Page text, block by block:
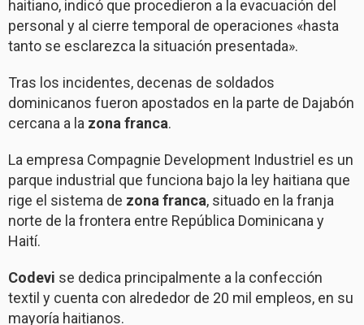
haitiano, indicó que procedieron a la evacuación del
personal y al cierre temporal de operaciones «hasta
tanto se esclarezca la situación presentada».
Tras los incidentes, decenas de soldados
dominicanos fueron apostados en la parte de Dajabón
cercana a la zona franca.
La empresa Compagnie Development Industriel es un
parque industrial que funciona bajo la ley haitiana que
rige el sistema de zona franca, situado en la franja
norte de la frontera entre República Dominicana y
Haití.
Codevi se dedica principalmente a la confección
textil y cuenta con alrededor de 20 mil empleos, en su
mayoría haitianos.